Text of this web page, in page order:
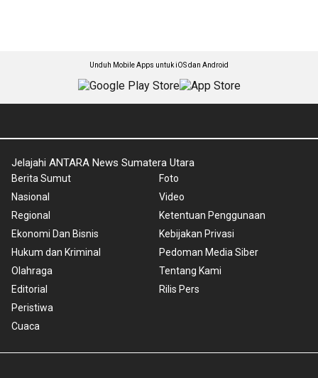
Unduh Mobile Apps untuk iOS dan Android
Jelajahi ANTARA News Sumatera Utara
Berita Sumut
Nasional
Regional
Ekonomi Dan Bisnis
Hukum dan Kriminal
Olahraga
Editorial
Peristiwa
Cuaca
Foto
Video
Ketentuan Penggunaan
Kebijakan Privasi
Pedoman Media Siber
Tentang Kami
Rilis Pers